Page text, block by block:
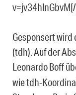
Gesponsert wird
(tdh). Auf der
Leonardo Boff
wie tdh-